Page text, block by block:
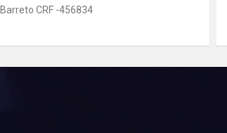
Barreto CRF -456834